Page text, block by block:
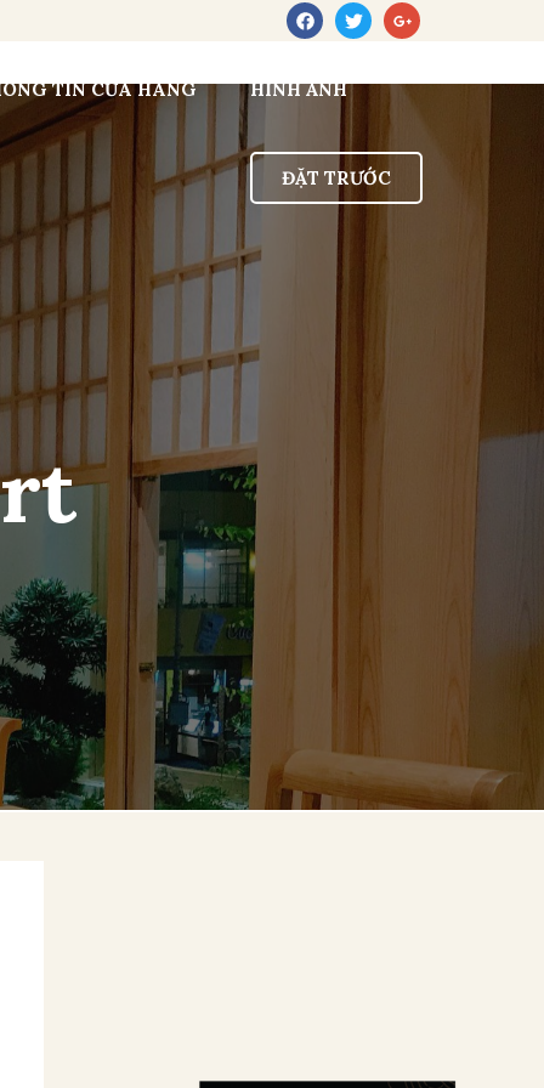
TIN CỬA HÀNG HÌNH ẢNH
ĐẶT TRƯỚC